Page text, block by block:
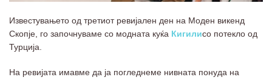
Известувањето од третиот ревијален ден на Моден викенд
Скопје, го започнуваме со модната куќа Кигилисо потекло од
Турција.
На ревијата имавме да ја погледнеме нивната понуда на